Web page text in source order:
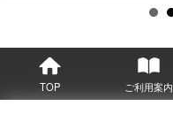
TOP ご利用案内